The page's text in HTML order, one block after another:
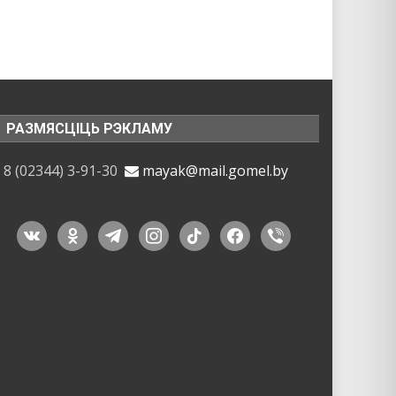
РАЗМЯСЦІЦЬ РЭКЛАМУ
8 (02344) 3-91-30 mayak@mail.gomel.by
vkontakteodnoklassniki
telegraminstagram
tiktok facebook
viber